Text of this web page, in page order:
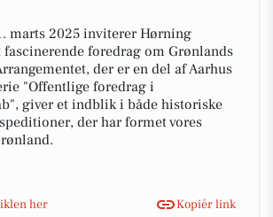
marts 2025 inviterer Hørning
foredrag om Grønlands
der er en del af Aarhus
"Offentlige foredrag i
giver et indblik i både historiske
der har formet vores
her
Kopiér link